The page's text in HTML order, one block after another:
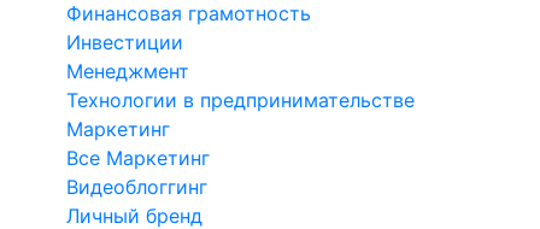
Финансовая грамотность
Инвестиции
Менеджмент
Технологии в предпринимательстве
Маркетинг
Все Маркетинг
Видеоблоггинг
Личный бренд